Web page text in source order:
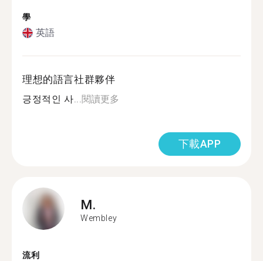
學
英語
理想的語言社群夥伴
긍정적인 사...閱讀更多
下載APP
M.
Wembley
流利